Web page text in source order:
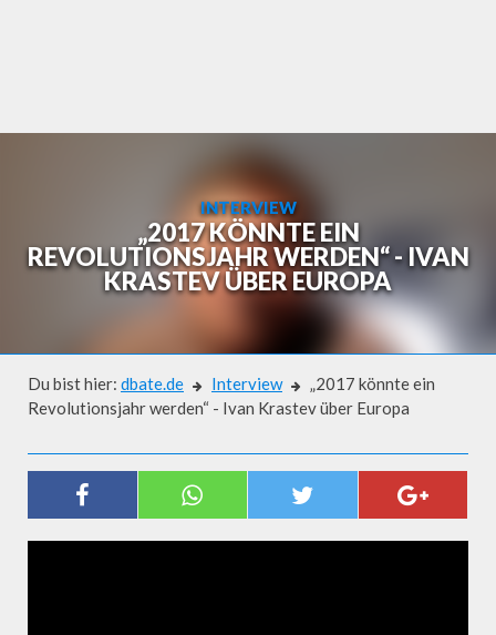
INTERVIEW
„2017 KÖNNTE EIN
REVOLUTIONSJAHR WERDEN“ - IVAN
KRASTEV ÜBER EUROPA
Du bist hier: dbate.de Interview
„2017 könnte ein
Revolutionsjahr werden“ - Ivan Krastev über Europa
„2017 KÖNNTE EIN
REVOLUTIONSJAHR WERDEN“ -
IVAN KRASTEV ÜBER EUROPA